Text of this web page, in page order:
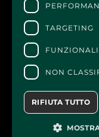
CONTATTI
Per informazioni e
biglietteria
Per informazioni
all'organizzatore
Dichiarazione di
TARGETING
NON
RIFIUTA TUTTO